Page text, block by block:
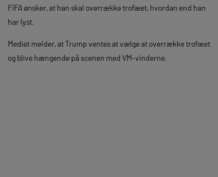
FIFA ønsker, at han skal overrække trofæet, hvordan end han
har lyst.
Mediet melder, at Trump ventes at vælge at overrække trofæet
og blive hængende på scenen med VM-vinderne.